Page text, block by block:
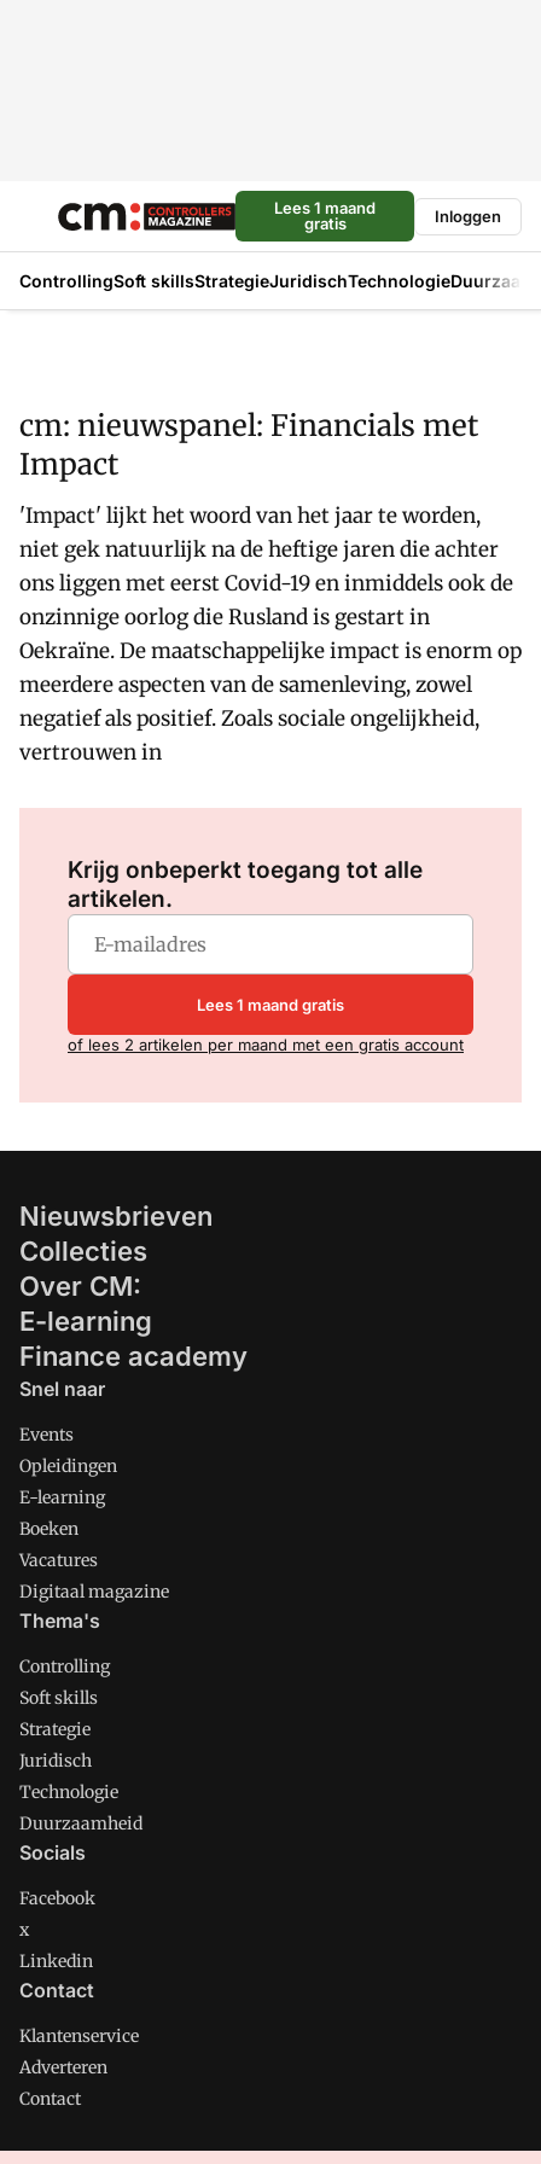
Lees 1 maand
gratis
Inloggen
ControllingSoft skillsStrategieJuridischTechnologie
cm: nieuwspanel: Financials met
Impact
'Impact' lijkt het woord van het jaar te worden,
niet gek natuurlijk na de heftige jaren die achter
ons liggen met eerst Covid-19 en inmiddels ook de
onzinnige oorlog die Rusland is gestart in
Oekraïne. De maatschappelijke impact is enorm op
meerdere aspecten van de samenleving, zowel
negatief als positief. Zoals sociale ongelijkheid,
vertrouwen in
Krijg onbeperkt toegang tot alle
artikelen.
Lees 1 maand gratis
of lees 2 artikelen per maand met een gratis account
Nieuwsbrieven
Collecties
Over CM:
E-learning
Finance academy
Snel naar
Events
Opleidingen
E-learning
Boeken
Vacatures
Digitaal magazine
Thema's
Controlling
Soft skills
Strategie
Juridisch
Technologie
Duurzaamheid
Socials
Facebook
x
Linkedin
Contact
Klantenservice
Adverteren
Contact